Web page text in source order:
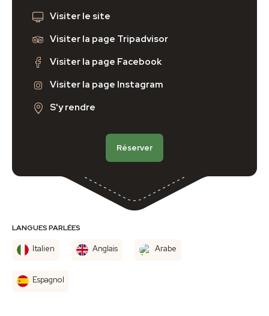
Visiter le site
Visiter la page Tripadvisor
Visiter la page Facebook
Visiter la page Instagram
S'y rendre
Réserver
LANGUES PARLÉES
Italien Anglais Arabe
Espagnol